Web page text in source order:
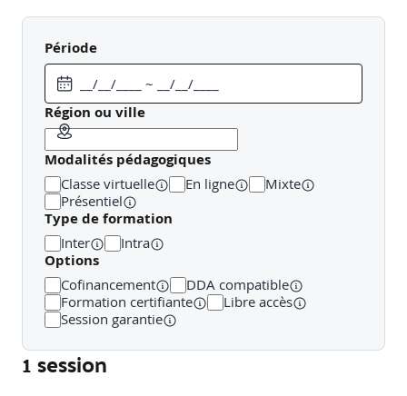
Période
Région ou ville
Modalités pédagogiques
Classe virtuelle En ligne
Mixte
Présentiel
Type de formation
Inter Intra
Options
Cofinancement
DDA compatible
Formation certifiante
Libre accès
Session garantie
1 session